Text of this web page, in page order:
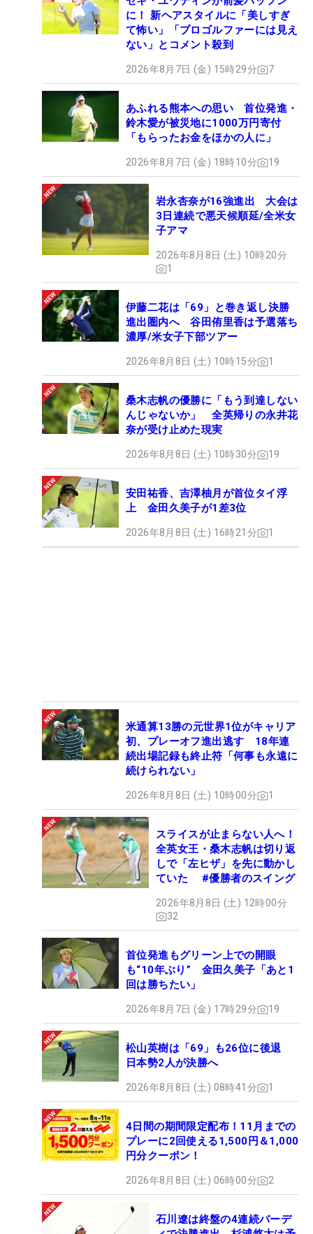
に！ 新ヘアスタイルに「美しすぎ
て怖い」「プロゴルファーには見え
ない」とコメント殺到
2026年8月7日 (金) 15時29分 7
あふれる熊本への思い 首位発進・
鈴木愛が被災地に1000万円寄付
「もらったお金をほかの人に」
2026年8月7日 (金) 18時10分 19
岩永杏奈が16強進出 大会は
3日連続で悪天候順延/全米女
子アマ
2026年8月8日 (土) 10時20分
1
伊藤二花は「69」と巻き返し決勝
進出圏内へ 谷田侑里香は予選落ち
濃厚/米女子下部ツアー
2026年8月8日 (土) 10時15分 1
桑木志帆の優勝に「もう到達しない
んじゃないか」 全英帰りの永井花
奈が受け止めた現実
2026年8月8日 (土) 10時30分 19
安田祐香、吉澤柚月が首位タイ浮
上 金田久美子が1差3位
2026年8月8日 (土) 16時21分 1
米通算13勝の元世界1位がキャリア
初、プレーオフ進出逃す 18年連
続出場記録も終止符「何事も永遠に
続けられない」
2026年8月8日 (土) 10時00分 1
スライスが止まらない人へ！
全英女王・桑木志帆は切り返
しで「左ヒザ」を先に動かし
ていた #優勝者のスイング
2026年8月8日 (土) 12時00分
32
首位発進もグリーン上での開眼
も“10年ぶり” 金田久美子「あと1
回は勝ちたい」
2026年8月7日 (金) 17時29分 19
松山英樹は「69」も26位に後退
日本勢2人が決勝へ
2026年8月8日 (土) 08時41分 1
4日間の期間限定配布！11月までの
プレーに2回使える1,500円＆1,000
円分クーポン！
2026年8月8日 (土) 06時00分 2
石川遼は終盤の4連続バーデ